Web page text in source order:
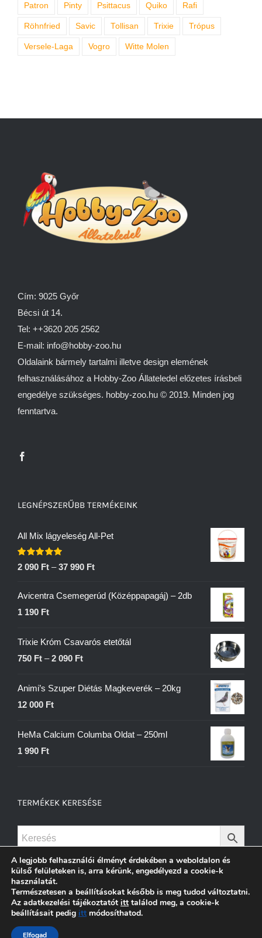
Patron Pinty Psittacus Quiko Rafi
Röhnfried Savic Tollisan Trixie Trópus
Versele-Laga Vogro Witte Molen
Cím: 9025 Győr
Bécsi út 14.
Tel: ++3620 205 2562
E-mail: info@hobby-zoo.hu
Oldalaink bármely tartalmi illetve design elemének
felhasználásához a Hobby-Zoo Állateledel előzetes írásbeli
engedélye szükséges. hobby-zoo.hu © 2019. Minden jog
fenntartva.
LEGNÉPSZERŰBB TERMÉKEINK
All Mix lágyeleség All-Pet
Értékelés:
2 090 Ft –37 990 Ft
Avicentra Csemegerúd (Középpapagáj) – 2db
1 190 Ft
Trixie Króm Csavarós etetőtál
750 Ft –2 090 Ft
Animi’s Szuper Diétás Magkeverék – 20kg
12 000 Ft
HeMa Calcium Columba Oldat – 250ml
1 990 Ft
TERMÉKEK KERESÉSE
A legjobb felhasználói élményt érdekében a weboldalon és
külső felületeken is, arra kérünk, engedélyezd a cookie-k
használatát.
Természetesen a beállításokat később is meg tudod változtatni.
Az adatkezelési tájékoztatót itt találod meg, a cookie-k
beállításait pedig itt módosíthatod.
Elfogad